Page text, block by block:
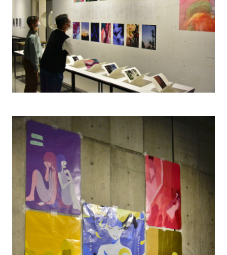
過去大学院入学試験問題
入試のご相談
お問い合わせ
アクセス
このサイトについて
大学、入試に関して